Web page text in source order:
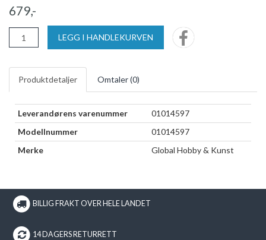
679,-
LEGG I HANDLEKURVEN
Produktdetaljer Omtaler (0)
Leverandørens varenummer
01014597
Modellnummer
01014597
Merke
Global Hobby & Kunst
BILLIG FRAKT OVER HELE LANDET
14 DAGERS RETURRETT